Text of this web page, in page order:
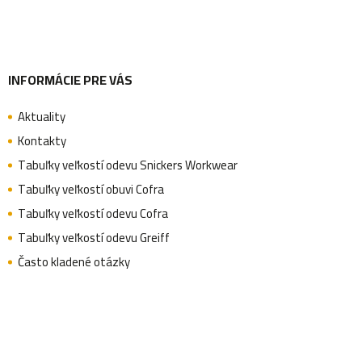
eINFORMÁCIE PRE VÁS
Aktuality
Kontakty
Tabuľky veľkostí odevu Snickers Workwear
Tabuľky veľkostí obuvi Cofra
Tabuľky veľkostí odevu Cofra
Tabuľky veľkostí odevu Greiff
Často kladené otázky